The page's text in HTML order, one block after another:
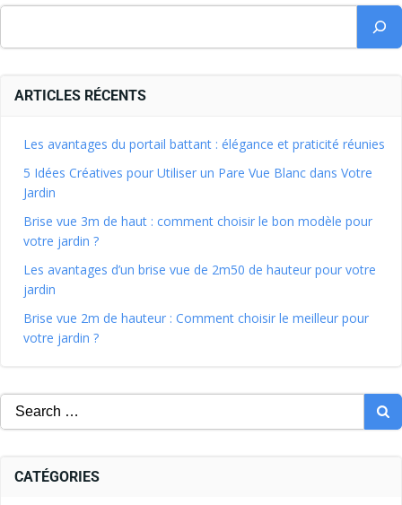
ARTICLES RÉCENTS
Les avantages du portail battant : élégance et praticité réunies
5 Idées Créatives pour Utiliser un Pare Vue Blanc dans Votre
Jardin
Brise vue 3m de haut : comment choisir le bon modèle pour
votre jardin ?
Les avantages d’un brise vue de 2m50 de hauteur pour votre
jardin
Brise vue 2m de hauteur : Comment choisir le meilleur pour
votre jardin ?
CATÉGORIES